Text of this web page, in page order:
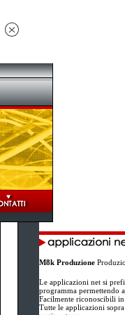
M8k Produzione
Le applicazioni net si
programma permettendo
Facilmente riconoscibili
Tutte le applicazioni